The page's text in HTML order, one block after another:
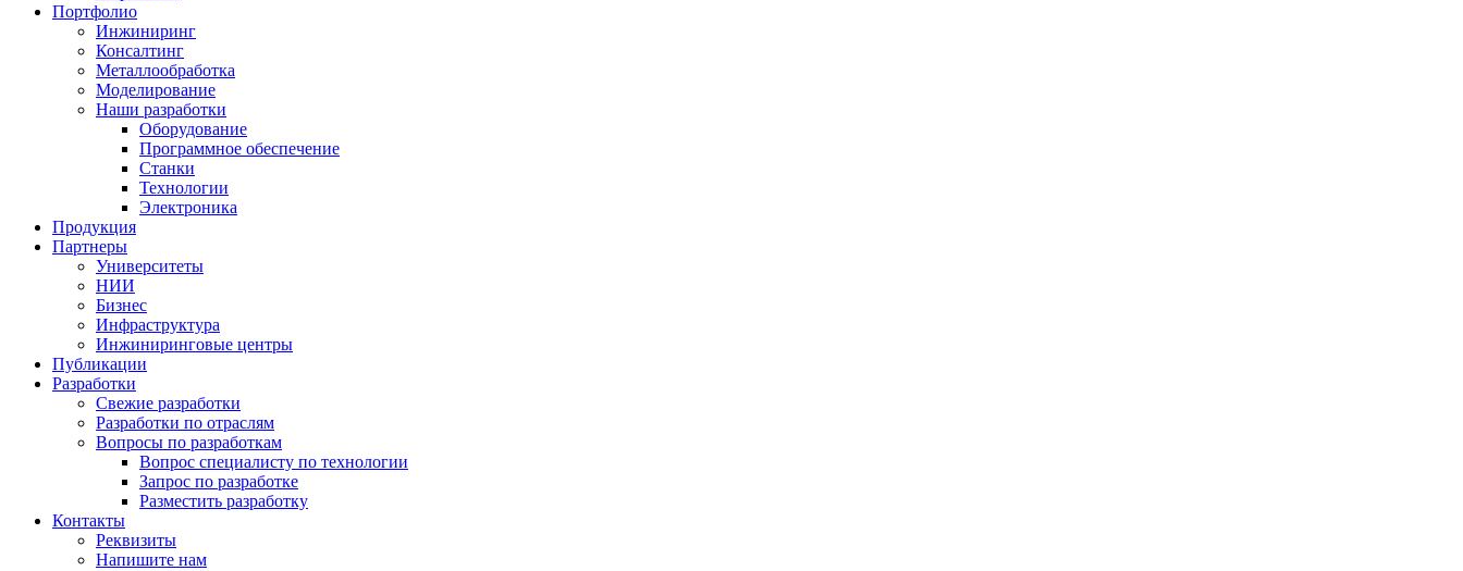
Портфолио
Инжиниринг
Консалтинг
Металлообработка
Моделирование
Наши разработки
Оборудование
Программное обеспечение
Станки
Технологии
Электроника
Продукция
Партнеры
Университеты
НИИ
Бизнес
Инфраструктура
Инжиниринговые центры
Публикации
Разработки
Свежие разработки
Разработки по отраслям
Вопросы по разработкам
Вопрос специалисту по технологии
Запрос по разработке
Разместить разработку
Контакты
Реквизиты
Напишите нам